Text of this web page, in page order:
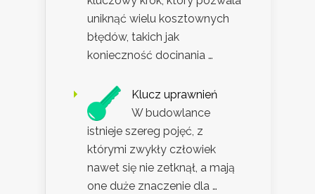
uniknąć wielu kosztownych
błędów, takich jak
konieczność docinania …
Klucz uprawnień
W budowlance
istnieje szereg pojęć, z
którymi zwykły człowiek
nawet się nie zetknął, a mają
one duże znaczenie dla …